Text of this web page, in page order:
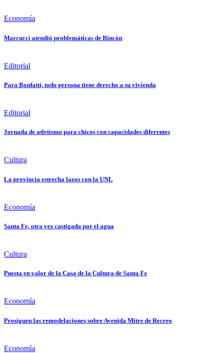
Economía
Marcucci atendió problemáticas de Rincón
Editorial
Para Bonfatti, todo persona tiene derecho a su vivienda
Editorial
Jornada de atletismo para chicos con capacidades diferentes
Cultura
La provincia estrecha lazos con la UNL
Economía
Santa Fe, otra vez castigada por el agua
Cultura
Puesta en valor de la Casa de la Cultura de Santa Fe
Economía
Prosiguen las remodelaciones sobre Avenida Mitre de Recreo
Economía